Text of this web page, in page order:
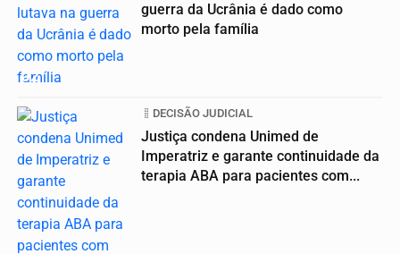
02
guerra da Ucrânia é dado como
morto pela família
DECISÃO JUDICIAL
Justiça condena Unimed de
Imperatriz e garante continuidade da
terapia ABA para pacientes com...